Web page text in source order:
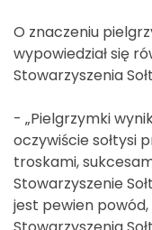
O znaczeniu
wypowiedział się
Stowarzyszenia
- „Pielgrzymki
oczywiście sołtysi
troskami,
Stowarzyszenie
jest pewien